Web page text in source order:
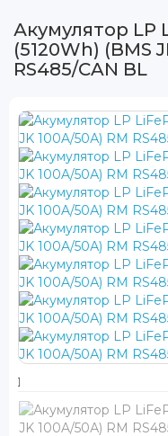
Акумулятор LP
(5120Wh) (BMS
RS485/CAN BL